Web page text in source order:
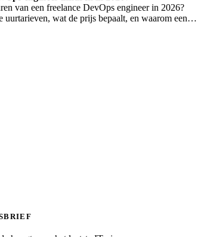
van een freelance DevOps engineer in 2026?
uurtarieven, wat de prijs bepaalt, en waarom een